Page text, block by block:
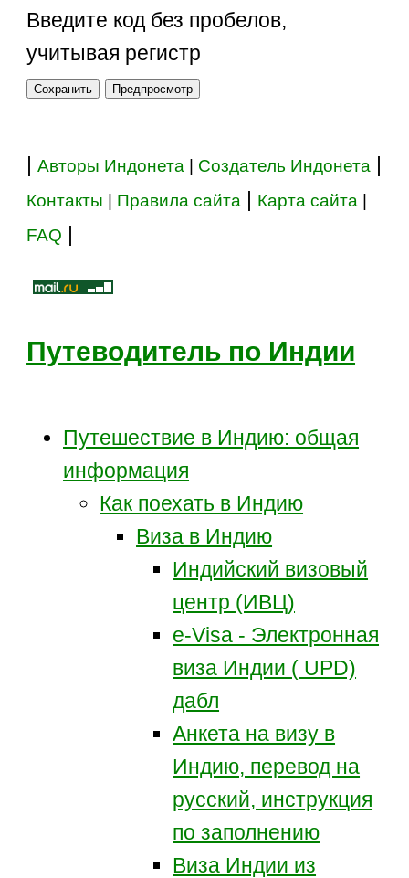
Введите код без пробелов,
учитывая регистр
|Авторы Индонета Создатель Индонета |
Контакты Правила сайта | Карта сайта
FAQ |
Путеводитель по Индии
Путешествие в Индию: общая
информация
Как поехать в Индию
Виза в Индию
Индийский визовый
центр (ИВЦ)
e-Visa - Электронная
виза Индии ( UPD)
дабл
Анкета на визу в
Индию, перевод на
русский, инструкция
по заполнению
Виза Индии из